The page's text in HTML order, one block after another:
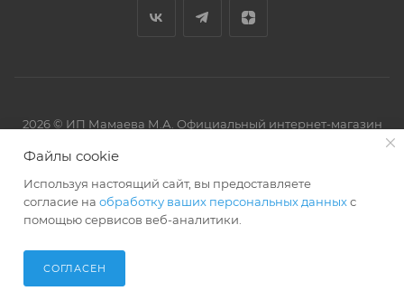
2026 © ИП Мамаева М.А. Официальный интернет-магазин
Файлы cookie
Используя настоящий сайт, вы предоставляете
согласие на обработку ваших персональных данныхс
помощью сервисов веб-аналитики.
СОГЛАСЕН